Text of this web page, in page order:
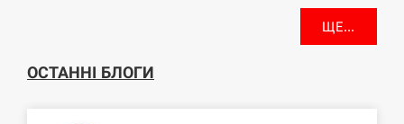
ЩЕ...
ОСТАННІ БЛОГИ